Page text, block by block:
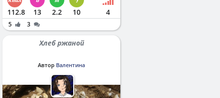
112.8 13 2.2 10 4
5 3
Хлеб ржаной
Автор Валентина